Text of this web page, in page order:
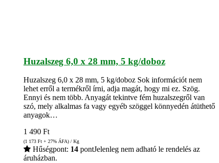
Huzalszeg 6,0 x 28 mm, 5 kg/doboz
Huzalszeg 6,0 x 28 mm, 5 kg/doboz Sok információt nem
lehet erről a termékről írni, adja magát, hogy mi ez. Szög.
Ennyi és nem több. Anyagát tekintve fém huzalszegről van
szó, mely alkalmas fa vagy egyéb szöggel könnyedén átüthető
anyagok…
1 490 Ft
(1 173 Ft + 27% ÁFA) / Kg
Hűségpont: 14 pontJelenleg nem adható le rendelés az
áruházban.